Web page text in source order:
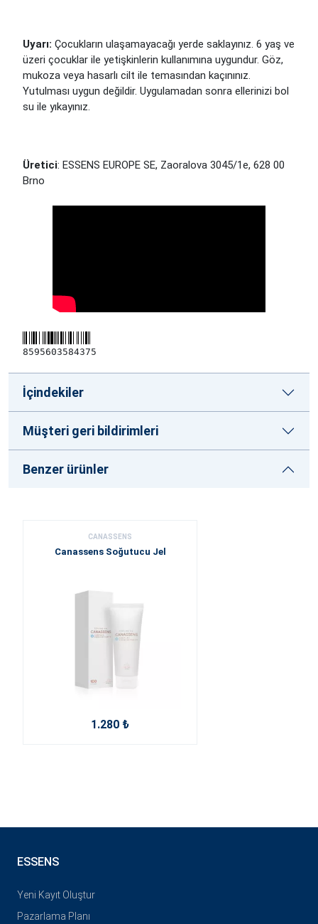
Uyarı: Çocukların ulaşamayacağı yerde saklayınız. 6 yaş ve
üzeri çocuklar ile yetişkinlerin kullanımına uygundur. Göz,
mukoza veya hasarlı cilt ile temasından kaçınınız.
Yutulması uygun değildir. Uygulamadan sonra ellerinizi bol
su ile yıkayınız.
Üretici: ESSENS EUROPE SE, Zaoralova 3045/1e, 628 00
Brno
8595603584375
İçindekiler
Müşteri geri bildirimleri
Benzer ürünler
CANASSENS
Canassens Soğutucu Jel
1.280 ₺
ESSENS
Yeni Kayıt Oluştur
Pazarlama Planı